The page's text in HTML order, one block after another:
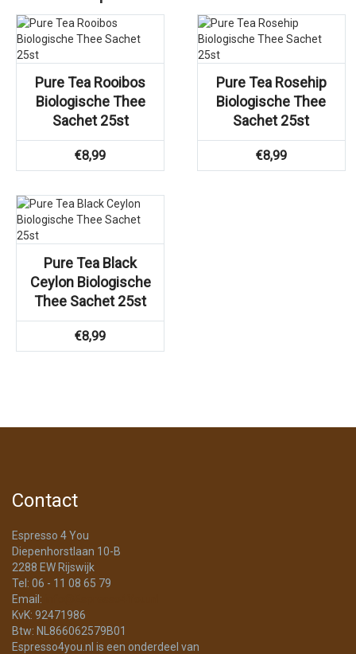
Pure Tea Rooibos
Biologische Thee
Sachet 25st
€8,99
Pure Tea Rosehip
Biologische Thee
Sachet 25st
€8,99
Pure Tea Black
Ceylon Biologische
Thee Sachet 25st
€8,99
Contact
Espresso 4 You
Diepenhorstlaan 10-B
2288 EW Rijswijk
Tel: 06 - 11 08 65 79
Email:
KvK: 92471986
Btw: NL866062579B01
Espresso4you.nl is een onderdeel van